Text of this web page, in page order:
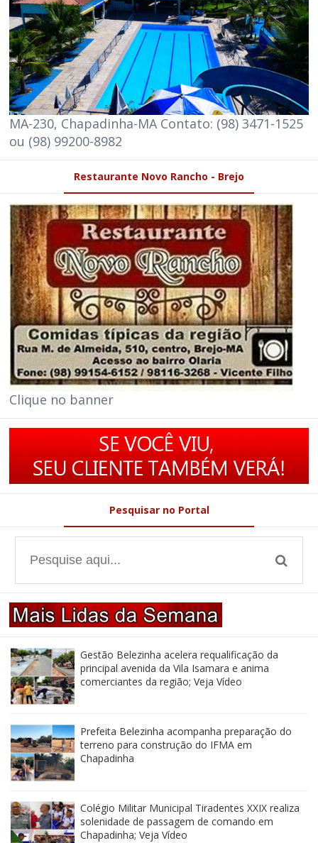
MA-230, Chapadinha-MA Contato: (98) 3471-1525
ou (98) 99200-8982
Restaurante Novo Rancho - Brejo
Clique no banner
Pesquisar no Portal
Gestão Belezinha acelera requalificação da
principal avenida da Vila Isamara e anima
comerciantes da região; Veja Vídeo
Prefeita Belezinha acompanha preparação do
terreno para construção do IFMA em
Chapadinha
Colégio Militar Municipal Tiradentes XXIX realiza
solenidade de passagem de comando em
Chapadinha; Veja Vídeo